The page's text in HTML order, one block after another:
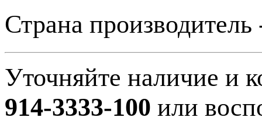
Страна
Уточняйте наличие и
914-3333-100 или